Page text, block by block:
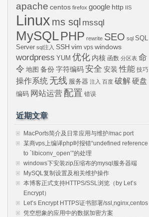
apache centos firefox google http IIS
Linux ms sql mssql
MySQLPHP rewrite SEO sql SQL
Server sql注入 SSH vim vps windows
wordpress YUM 优化 内核 函数 分区表 命
令 地图 备份 字符编码 安全 安装 性能 技巧
操作系统 无线 服务器 注入 百度 破解硬盘
编码 网站运营 配置 错误
近期文章
MacPorts简介及日常应用与维护/mac port
某商vps上编译php时报错“undefined reference
to `libiconv_open’”的处理
windows下安装zip压缩布的mysql服务器端
MySQL复制设置及相关维护操作
本博客正式支持HTTPS/SSL浏览（by Let’s
Encrypt）
Let’s Encrypt HTTPS证书部署/ssl,nginx,centos
凭空想象的应用中的数据加密方案